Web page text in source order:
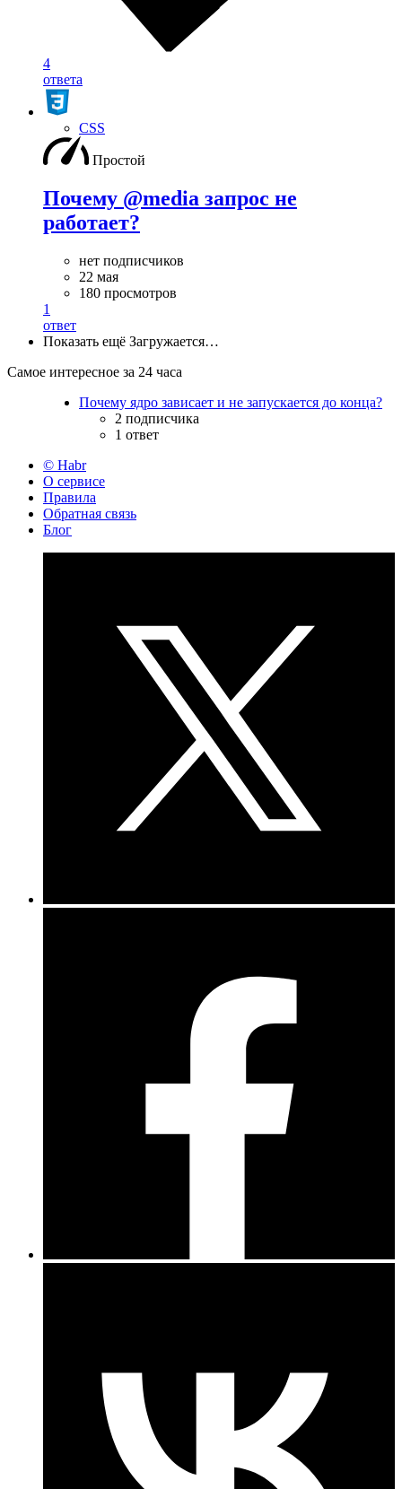
4
ответа
CSS
Простой
Почему @media запрос не
работает?
нет подписчиков
22 мая
180 просмотров
1
ответ
Показать ещё Загружается…
Самое интересное за 24 часа
Почему ядро зависает и не запускается до конца?
2 подписчика
1 ответ
© Habr
О сервисе
Правила
Обратная связь
Блог